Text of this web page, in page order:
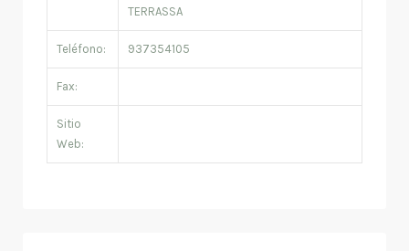
TERRASSA
Teléfono: 937354105
Fax:
Sitio
Web: